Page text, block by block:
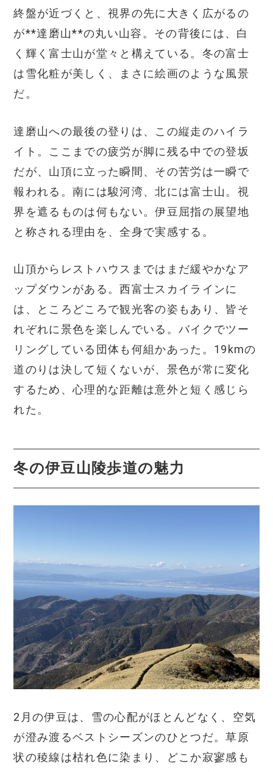
終盤が近づくと、視界の先に大きく広がるの
が**達磨山**の丸い山容。その背後には、白
く輝く富士山が堂々と構えている。冬の富士
は雪化粧が美しく、まさに絵画のような風景
だ。
達磨山への最後の登りは、この縦走のハイラ
イト。ここまでの疲労が脚に残る中での登坂
だが、山頂に立った瞬間、その苦労は一瞬で
報われる。南には駿河湾、北には富士山。視
界を遮るものは何もない。伊豆屈指の展望地
と称される理由を、全身で実感する。
山頂からレストハウスまではまだ緩やかなア
ップダウンがある。西富士スカイラインに
は、ところどころで観光客の姿もあり、皆そ
れぞれに景色を楽しんでいる。バイクでツー
リングしている団体も何組かあった。19kmの
道のりは決して短くないが、景色が常に変化
するため、心理的な距離は意外と短く感じら
れた。
冬の伊豆山陵歩道の魅力
2月の伊豆は、雪の心配がほとんどなく、空気
が澄み渡るベストシーズンのひとつだ。草原
状の稜線は枯れ色に染まり、どこか寂寥感も